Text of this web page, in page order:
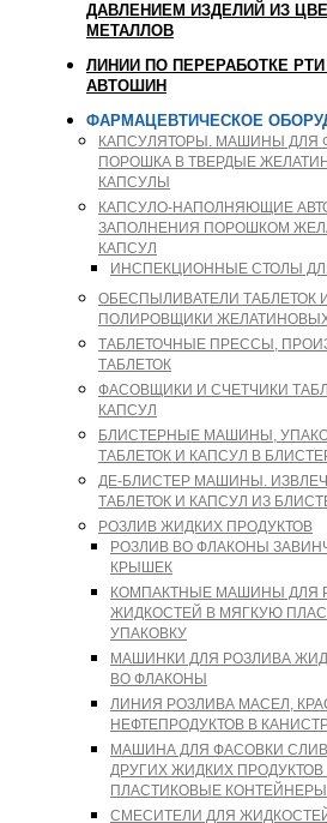
ДАВЛЕНИЕМ ИЗДЕЛИЙ ИЗ
МЕТАЛЛОВ
ЛИНИИ ПО ПЕРЕРАБОТКЕ РТИ
АВТОШИН
ФАРМАЦЕВТИЧЕСКОЕ
КАПСУЛЯТОРЫ. МАШИНЫ ДЛЯ
ПОРОШКА В ТВЕРДЫЕ
КАПСУЛЫ
КАПСУЛО-НАПОЛНЯЮЩИЕ
ЗАПОЛНЕНИЯ ПОРОШКОМ
КАПСУЛ
ИНСПЕКЦИОННЫЕ СТОЛЫ
ОБЕСПЫЛИВАТЕЛИ ТАБЛЕТОК И
ПОЛИРОВЩИКИ
ТАБЛЕТОЧНЫЕ ПРЕССЫ,
ТАБЛЕТОК
ФАСОВЩИКИ И СЧЕТЧИКИ
КАПСУЛ
БЛИСТЕРНЫЕ МАШИНЫ,
ТАБЛЕТОК И КАПСУЛ В
ДЕ-БЛИСТЕР МАШИНЫ.
ТАБЛЕТОК И КАПСУЛ ИЗ
РОЗЛИВ ЖИДКИХ ПРОДУКТОВ
РОЗЛИВ ВО ФЛАКОНЫ
КРЫШЕК
КОМПАКТНЫЕ МАШИНЫ ДЛЯ
ЖИДКОСТЕЙ В МЯГКУЮ
УПАКОВКУ
МАШИНКИ ДЛЯ РОЗЛИВА
ВО ФЛАКОНЫ
ЛИНИЯ РОЗЛИВА МАСЕЛ,
НЕФТЕПРОДУКТОВ В
МАШИНА ДЛЯ ФАСОВКИ
ДРУГИХ ЖИДКИХ ПРОДУКТОВ
ПЛАСТИКОВЫЕ КОНТЕЙНЕРЫ
СМЕСИТЕЛИ ДЛЯ